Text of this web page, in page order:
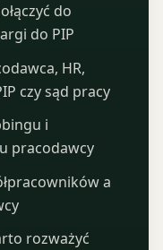
do
do PIP
HR,
czy sąd pracy
i
pracodawcy
a
rozważyć